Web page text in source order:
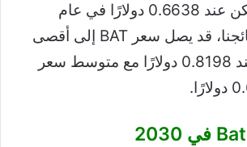
أدنى مستوى ممكن عند 0.6638 دولارًا في عام
2029. ووفقًا لنتائجنا، قد يصل سعر BAT إلى أقصى
مستوى ممكن عند 0.8198 دولارًا مع متوسط ​​سعر